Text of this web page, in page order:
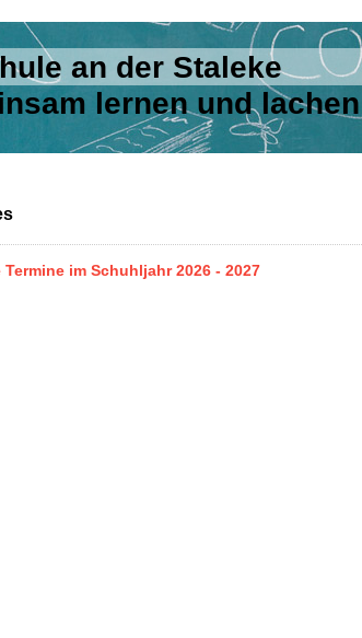
an der Staleke
lernen und lachen
im Schuhljahr 2026 - 2027